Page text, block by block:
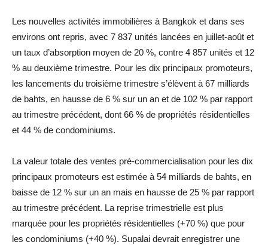
Les nouvelles activités immobilières à Bangkok et dans ses
environs ont repris, avec 7 837 unités lancées en juillet-août et
un taux d’absorption moyen de 20 %, contre 4 857 unités et 12
% au deuxième trimestre. Pour les dix principaux promoteurs,
les lancements du troisième trimestre s’élèvent à 67 milliards
de bahts, en hausse de 6 % sur un an et de 102 % par rapport
au trimestre précédent, dont 66 % de propriétés résidentielles
et 44 % de condominiums.
La valeur totale des ventes pré-commercialisation pour les dix
principaux promoteurs est estimée à 54 milliards de bahts, en
baisse de 12 % sur un an mais en hausse de 25 % par rapport
au trimestre précédent. La reprise trimestrielle est plus
marquée pour les propriétés résidentielles (+70 %) que pour
les condominiums (+40 %). Supalai devrait enregistrer une